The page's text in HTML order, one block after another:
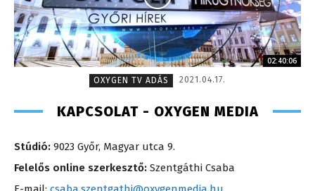
02:40:06
OXYGEN TV ADÁS
2021.04.17.
KAPCSOLAT - OXYGEN MEDIA
Stúdió: 9023 Győr, Magyar utca 9.
Felelős online szerkesztő: Szentgáthi Csaba